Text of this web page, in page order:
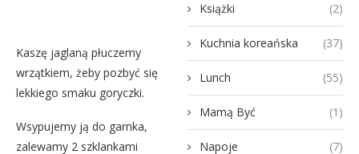
Kaszę jaglaną płuczemy
wrzątkiem, żeby pozbyć się
lekkiego smaku goryczki.
Wsypujemy ją do garnka,
zalewamy 2 szklankami
Książki (2)
Kuchnia koreańska (37)
Lunch (55)
Mamą Być (1)
Napoje (7)